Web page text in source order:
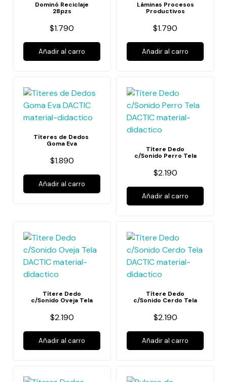
Dominó Reciclaje
28pzs
$1.790
Añadir al carro
Láminas Procesos
Productivos
$1.790
Añadir al carro
Títeres de Dedos
Goma Eva
$1.890
Añadir al carro
Títere Dedo
c/Sonido Perro Tela
$2.190
Añadir al carro
Títere Dedo
c/Sonido Oveja Tela
$2.190
Añadir al carro
Títere Dedo
c/Sonido Cerdo Tela
$2.190
Añadir al carro